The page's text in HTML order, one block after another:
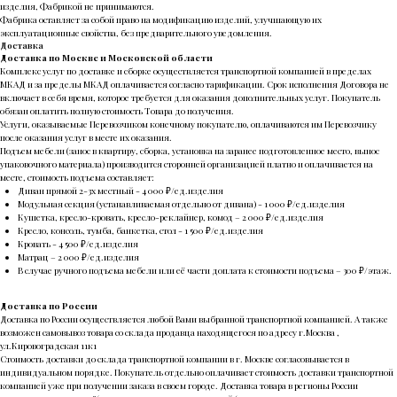
изделия, Фабрикой не принимаются.
Фабрика оставляет за собой право на модификацию изделий, улучшающую их
эксплуатационные свойства, без предварительного уведомления.
Доставка
Доставка по Москве и Московской области
Комплекс услуг по доставке и сборке осуществляется транспортной компанией в пределах
МКАД и за пределы МКАД оплачивается согласно тарификации. Срок исполнения Договора не
включает в себя время, которое требуется для оказания дополнительных услуг. Покупатель
обязан оплатить полную стоимость Товара до получения.
Услуги, оказываемые Перевозчиком конечному покупателю, оплачиваются им Перевозчику
после оказания услуг в месте их оказания.
Подъем мебели (занос в квартиру, сборка, установка на заранее подготовленное место, вынос
упаковочного материала) производится сторонней организацией платно и оплачивается на
месте, стоимость подъема составляет:
Диван прямой 2-3х местный - 4 000 ₽/ед.изделия
Модульная секция (устанавливаемая отдельно от дивана) - 1 000 ₽/ед.изделия
Кушетка, кресло-кровать, кресло-реклайнер, комод – 2 000 ₽/ед.изделия
Кресло, консоль, тумба, банкетка, стол - 1 500 ₽/ед.изделия
Кровать - 4 500 ₽/ед.изделия
Матрац – 2 000 ₽/ед.изделия
В случае ручного подъема мебели или её части доплата к стоимости подъема – 300 ₽/этаж.
Доставка по России
Доставка по России осуществляется любой Вами выбранной транспортной компанией. А также
возможен самовывоз товара со склада продавца находящегося по адресу г.Москва ,
ул.Кировоградская 11к1
Стоимость доставки до склада транспортной компании в г. Москве согласовывается в
индивидуальном порядке. Покупатель отдельно оплачивает стоимость доставки транспортной
компанией уже при получении заказа в своем городе. Доставка товара в регионы России